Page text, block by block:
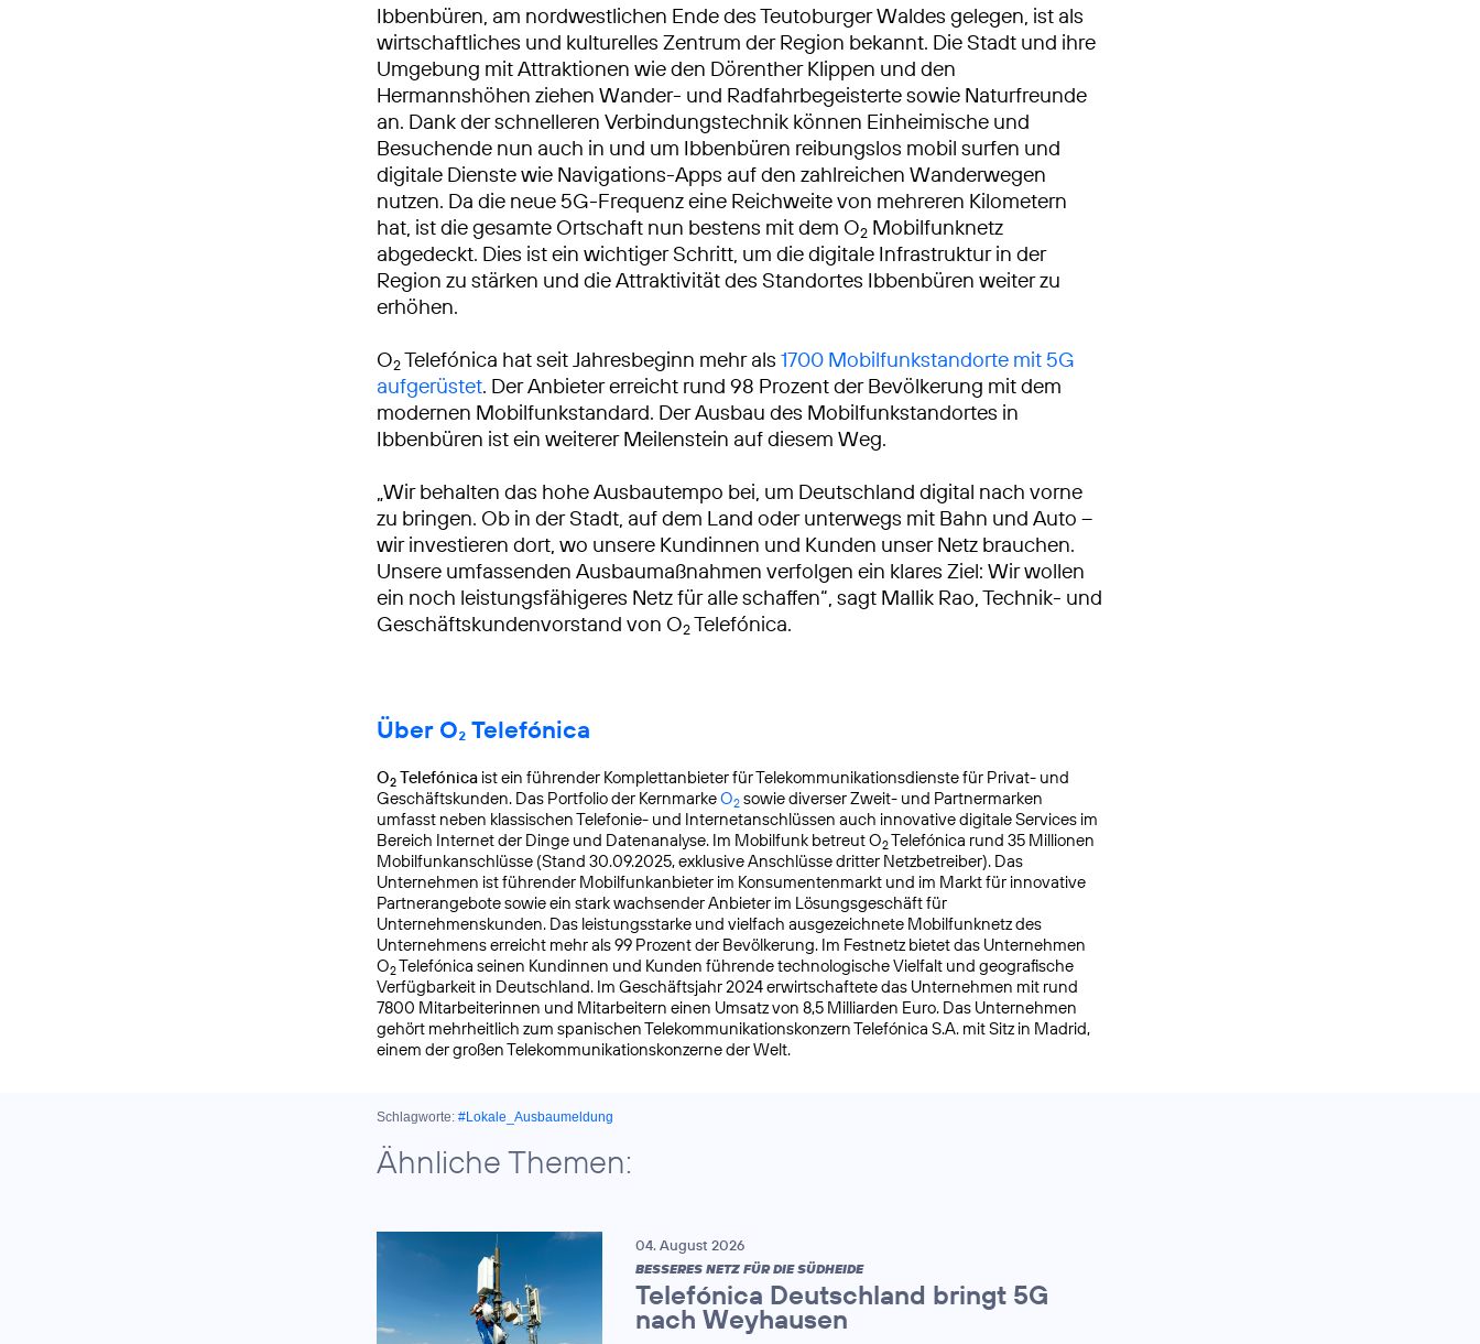
Ibbenbüren, am nordwestlichen Ende des Teutoburger Waldes gelegen, ist als
wirtschaftliches und kulturelles Zentrum der Region bekannt. Die Stadt und ihre
Umgebung mit Attraktionen wie den Dörenther Klippen und den
Hermannshöhen ziehen Wander- und Radfahrbegeisterte sowie Naturfreunde
an. Dank der schnelleren Verbindungstechnik können Einheimische und
Besuchende nun auch in und um Ibbenbüren reibungslos mobil surfen und
digitale Dienste wie Navigations-Apps auf den zahlreichen Wanderwegen
nutzen. Da die neue 5G-Frequenz eine Reichweite von mehreren Kilometern
hat, ist die gesamte Ortschaft nun bestens mit dem O2 Mobilfunknetz
abgedeckt. Dies ist ein wichtiger Schritt, um die digitale Infrastruktur in der
Region zu stärken und die Attraktivität des Standortes Ibbenbüren weiter zu
erhöhen.
O2Telefónica hat seit Jahresbeginn mehr als 1700 Mobilfunkstandorte mit 5G
aufgerüstet. Der Anbieter erreicht rund 98 Prozent der Bevölkerung mit dem
modernen Mobilfunkstandard. Der Ausbau des Mobilfunkstandortes in
Ibbenbüren ist ein weiterer Meilenstein auf diesem Weg.
„Wir behalten das hohe Ausbautempo bei, um Deutschland digital nach vorne
zu bringen. Ob in der Stadt, auf dem Land oder unterwegs mit Bahn und Auto –
wir investieren dort, wo unsere Kundinnen und Kunden unser Netz brauchen.
Unsere umfassenden Ausbaumaßnahmen verfolgen ein klares Ziel: Wir wollen
ein noch leistungsfähigeres Netz für alle schaffen“, sagt Mallik Rao, Technik- und
Geschäftskundenvorstand von O2Telefónica.
Über O₂ Telefónica
O2 Telefónica ist ein führender Komplettanbieter für Telekommunikationsdienste für Privat- und
Geschäftskunden. Das Portfolio der KernmarkeO2 sowie diverser Zweit- und Partnermarken
umfasst neben klassischen Telefonie- und Internetanschlüssen auch innovative digitale Services im
Bereich Internet der Dinge und Datenanalyse. Im Mobilfunk betreut O2Telefónica rund 35 Millionen
Mobilfunkanschlüsse (Stand 30.09.2025, exklusive Anschlüsse dritter Netzbetreiber). Das
Unternehmen ist führender Mobilfunkanbieter im Konsumentenmarkt und im Markt für innovative
Partnerangebote sowie ein stark wachsender Anbieter im Lösungsgeschäft für
Unternehmenskunden. Das leistungsstarke und vielfach ausgezeichnete Mobilfunknetz des
Unternehmens erreicht mehr als 99 Prozent der Bevölkerung. Im Festnetz bietet das Unternehmen
O2Telefónica seinen Kundinnen und Kunden führende technologische Vielfalt und geografische
Verfügbarkeit in Deutschland. Im Geschäftsjahr 2024 erwirtschaftete das Unternehmen mit rund
7800 Mitarbeiterinnen und Mitarbeitern einen Umsatz von 8,5 Milliarden Euro. Das Unternehmen
gehört mehrheitlich zum spanischen Telekommunikationskonzern Telefónica S.A. mit Sitz in Madrid,
einem der großen Telekommunikationskonzerne der Welt.
Schlagworte: #Lokale_Ausbaumeldung
Ähnliche Themen:
04. August 2026
BESSERES NETZ FÜR DIE SÜDHEIDE
Telefónica Deutschland bringt 5G
nach Weyhausen